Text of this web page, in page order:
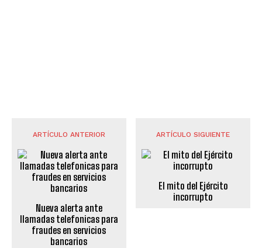
ARTÍCULO ANTERIOR
Nueva alerta ante
llamadas telefonicas para
fraudes en servicios
bancarios
ARTÍCULO SIGUIENTE
El mito del Ejército
incorrupto